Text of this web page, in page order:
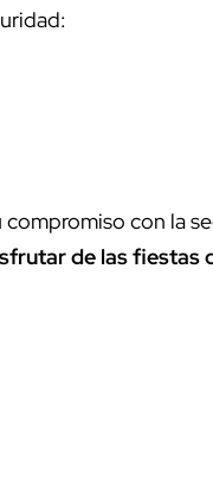
compromiso con la
de las fiestas